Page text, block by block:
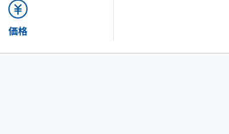
トレスチェックービス「ORIZIN」
談窓口アウトソーシング「MeIT」
スサーベイ「Res-Q」
価格